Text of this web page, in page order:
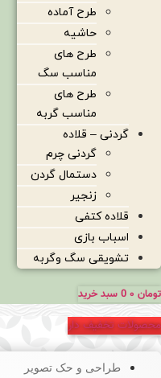
طرح آماده
حاشیه
طرح های
مناسب سگ
طرح های
مناسب گربه
گردنی – قلاده
گردنی چرم
دستمال گردن
زنجیر
قلاده کتفی
اسباب بازی
تشویقی سگ وگربه
تومان 0 سبد خرید
محصولات تخفیف دار
طراحی و حک تصویر